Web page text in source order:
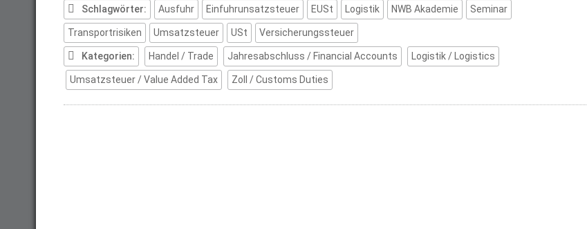
und
Logistikmandat
Schlagwörter: Ausfuhr Einfuhrunsatzsteuer EUSt Logistik NWB Akademie Seminar
Transportrisiken Umsatzsteuer USt Versicherungssteuer
Kategorien: Handel / Trade Jahresabschluss / Financial Accounts Logistik / Logistics
Umsatzsteuer / Value Added Tax Zoll / Customs Duties